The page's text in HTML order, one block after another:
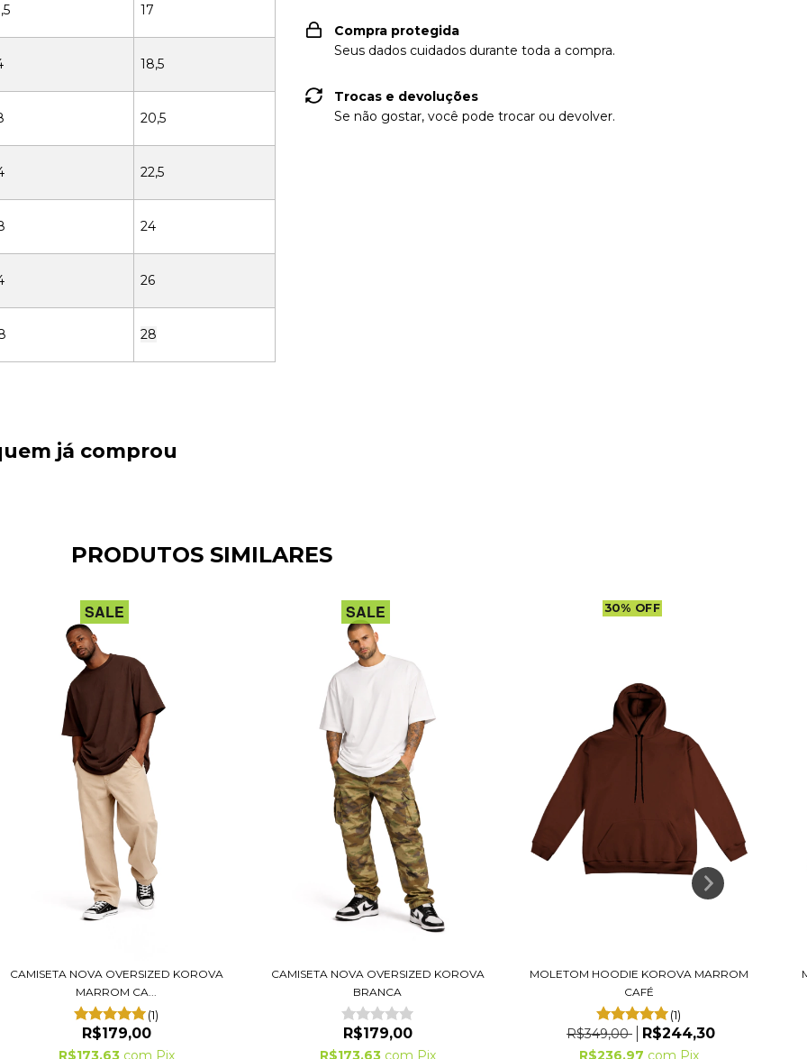
17
18,5
20,5
22,5
24
26
28
Compra protegida
Seus dados cuidados durante toda a compra.
Trocas e devoluções
Se não gostar, você pode trocar ou devolver.
já comprou
PRODUTOS SIMILARES
SALE
CAMISETA NOVA OVERSIZED KOROVA
MARROM CA...
(1)
R$179,00
R$173,63 com Pix
SALE
CAMISETA NOVA OVERSIZED KOROVA
BRANCA
R$179,00
R$173,63 com Pix
30% OFF
MOLETOM HOODIE KOROVA MARROM
CAFÉ
(1)
R$349,00 R$244,30
R$236,97 com Pix